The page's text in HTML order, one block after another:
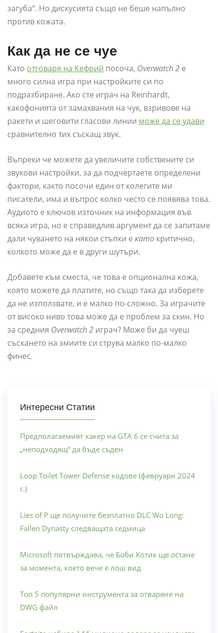
загуба“. Но дискусията също не беше напълно
против кожата.
Как да не се чуе
Като отговаря на Кефрий посоча, Overwatch 2 е
много силна игра при настройките си по
подразбиране. Ако сте играч на Reinhardt,
какофонията от замахвания на чук, взривове на
ракети и шеговити гласови линии може да се удави
сравнително тих съскащ звук.
Въпреки че можете да увеличите собствените си
звукови настройки, за да подчертаете определени
фактори, както посочи един от колегите ми
писатели, има и въпрос колко често се появява това.
Аудиото е ключов източник на информация във
всяка игра, но е справедлив аргумент да се запитаме
дали чуването на някои стъпки е като критично,
колкото може да е в други шутъри.
Добавете към сместа, че това е опционална кожа,
която можете да платите, но също така да изберете
да не използвате, и е малко по-сложно. За играчите
от високо ниво това може да е проблем за скин. Но
за средния Overwatch 2 играч? Може би да чуеш
съскането на змиите си струва малко по-малко
финес.
Интересни Статии
Предполагаемият хакер на GTA 6 се счита за
„неподходящ“ да бъде съден
Loop Toilet Tower Defense кодове (февруари 2024
г.)
Lies of P ще получите безплатно DLC Wo Long:
Fallen Dynasty следващата седмица
Microsoft потвърждава, че Боби Котик ще остане
за момента, което вече е лош вид
Топ 5 популярни инструмента за отваряне на
DWG файл